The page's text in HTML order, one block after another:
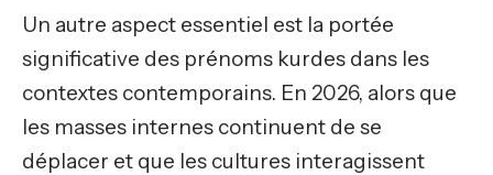
Un autre aspect essentiel est la portée
significative des prénoms kurdes dans les
contextes contemporains. En 2026, alors que
les masses internes continuent de se
déplacer et que les cultures interagissent